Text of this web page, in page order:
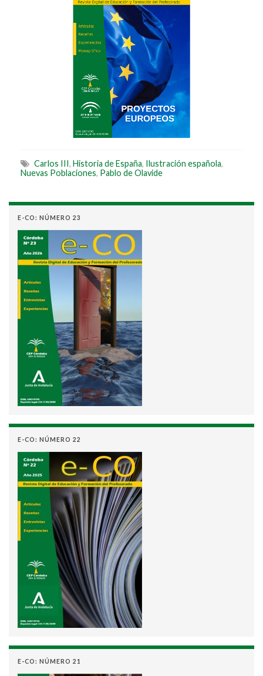
Carlos III, Historia de España, Ilustración española,
Nuevas Poblaciones, Pablo de Olavide
E-CO: NÚMERO 23
E-CO: NÚMERO 22
E-CO: NÚMERO 21